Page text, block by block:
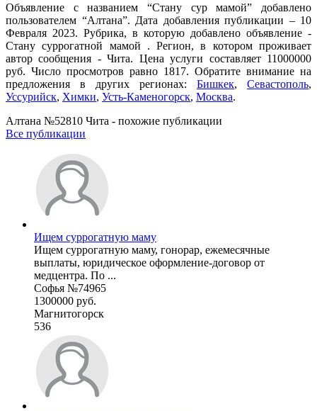
Объявление с названием “Стану сур мамой” добавлено
пользователем “Алтана”. Дата добавления публикации – 10
Февраля 2023. Рубрика, в которую добавлено объявление -
Cтану суррогатной мамой . Регион, в котором проживает
автор сообщения - Чита. Цена услуги составляет 11000000
руб. Число просмотров равно 1817. Обратите внимание на
предложения в других регионах: Бишкек, Севастополь,
Уссурийск, Химки, Усть-Каменогорск, Москва.
Алтана №52810 Чита - похожие публикации
Все публикации
Ищем суррогатную маму
Ищем суррогатную маму, гонорар, ежемесячные
выплаты, юридическое оформление-договор от
медцентра. По ...
Софья №74965
1300000 руб.
Магнитогорск
536